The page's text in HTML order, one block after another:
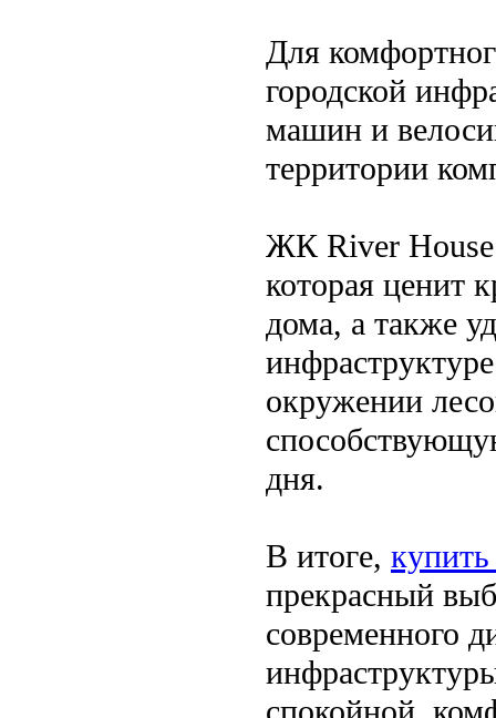
Для
городской
машин и
территории
ЖК River House
которая ценит
дома, а также
окружении
дня.
В итоге,
прекрасный
современного